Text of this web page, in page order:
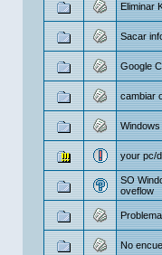
Eliminar
Sacar
Google
cambiar
your pc/
SO
oveflow
No